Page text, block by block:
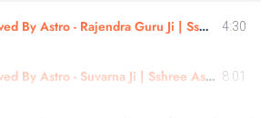
Reviewed By Astro - Rajendra Guru Ji | Sshree Astro Vastu 4:30
Reviewed By Astro - Suvarna Ji | Sshree Astro Vastu 8:01